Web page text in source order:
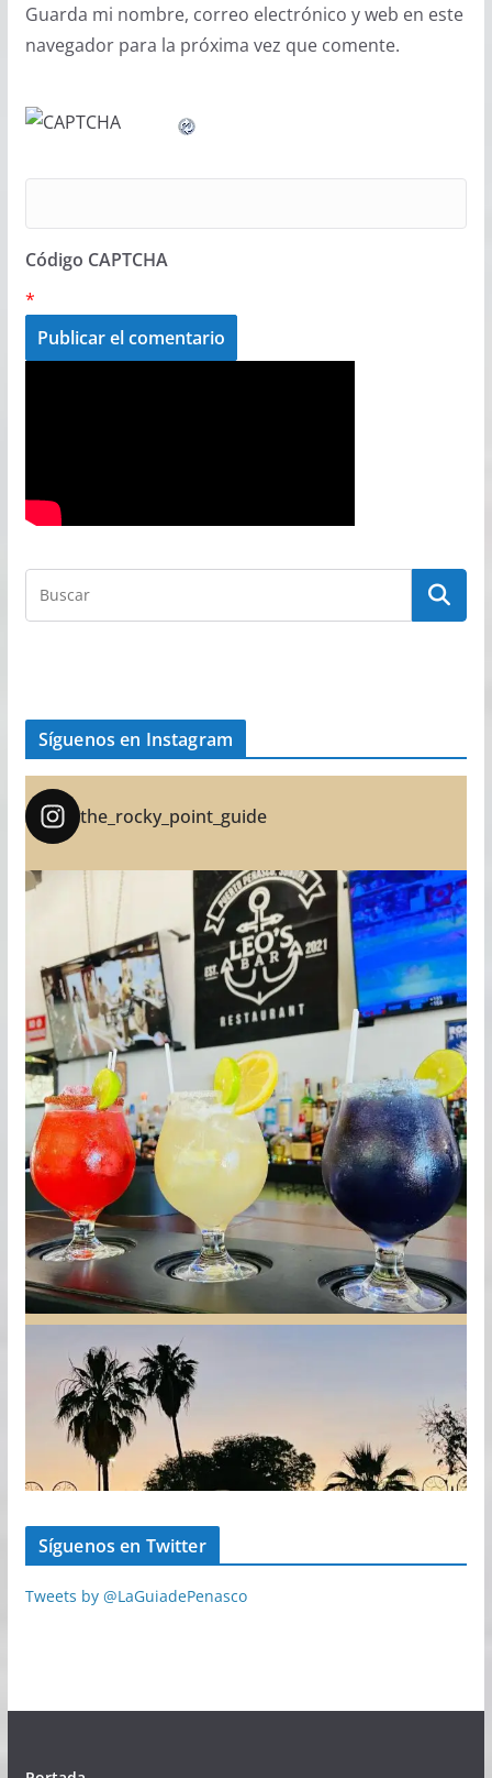
Guarda mi nombre, correo electrónico y web en este
navegador para la próxima vez que comente.
Código CAPTCHA
*
Síguenos en Instagram
the_rocky_point_guide
Síguenos en Twitter
Tweets by @LaGuiadePenasco